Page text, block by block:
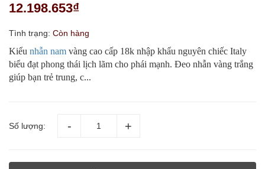
12.198.653₫
Tình trạng: Còn hàng
Kiểu nhẫn nam vàng cao cấp 18k nhập khẩu nguyên chiếc Italy
biểu đạt phong thái lịch lãm cho phái mạnh. Đeo nhẫn vàng trắng
giúp bạn trẻ trung, c...
Số lượng: